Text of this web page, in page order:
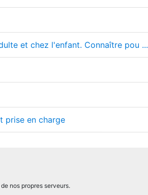
et chez l'enfant. Connaître pou ...
prise en charge
nos propres serveurs.